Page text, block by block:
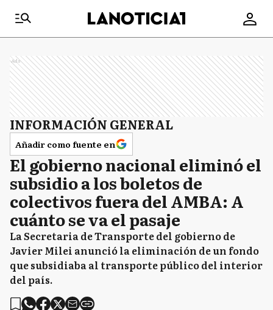
Ads
INFORMACIÓN GENERAL
Añadir como fuente en
El gobierno nacional eliminó el
subsidio a los boletos de
colectivos fuera del AMBA: A
cuánto se va el pasaje
La Secretaria de Transporte del gobierno de
Javier Milei anunció la eliminación de un fondo
que subsidiaba al transporte público del interior
del país.